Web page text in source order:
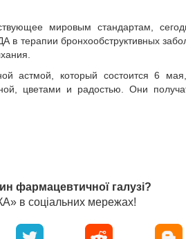
мировым стандартам,
терапии бронхообструктивных
астмой, который состоится 6
цветами и радостью. Они
фармацевтичної галузі?
в соціальних мережах!